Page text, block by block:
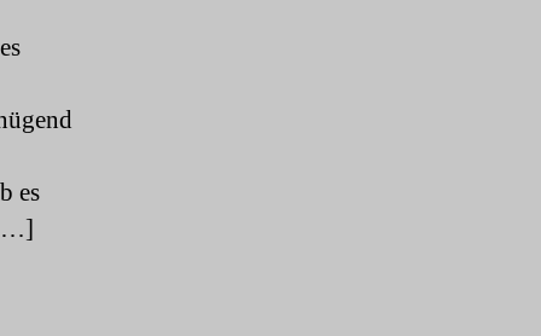
es
[…]